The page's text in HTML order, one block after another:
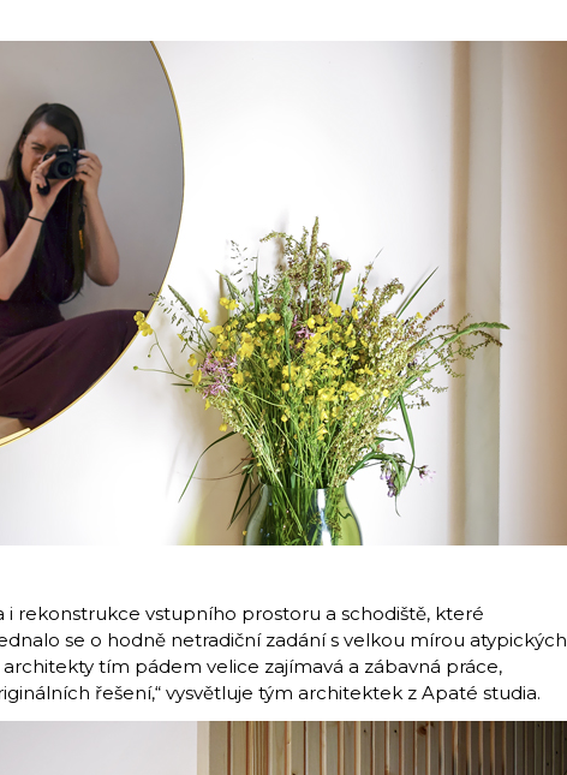
i rekonstrukce vstupního prostoru a schodiště, které
se o hodně netradiční zadání s velkou mírou atypických
architekty tím pádem velice zajímavá a zábavná práce,
řešení,“ vysvětluje tým architektek z Apaté studia.